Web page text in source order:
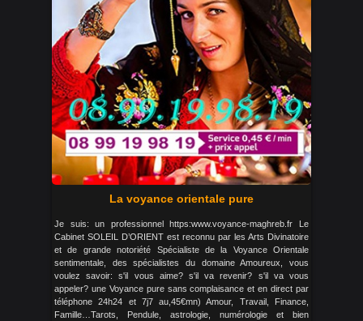
La voyance orientale pure
Je suis: un professionnel https:www.voyance-maghreb.fr Le
Cabinet SOLEIL D’ORIENT est reconnu par les Arts Divinatoire
et de grande notoriété Spécialiste de la Voyance Orientale
sentimentale, des spécialistes du domaine Amoureux, vous
voulez savoir: s'il vous aime? s'il va revenir? s'il va vous
appeler? une Voyance pure sans complaisance et en direct par
téléphone 24h24 et 7j7 au,45€mn) Amour, Travail, Finance,
Famille…Tarots, Pendule, astrologie, numérologie et bien